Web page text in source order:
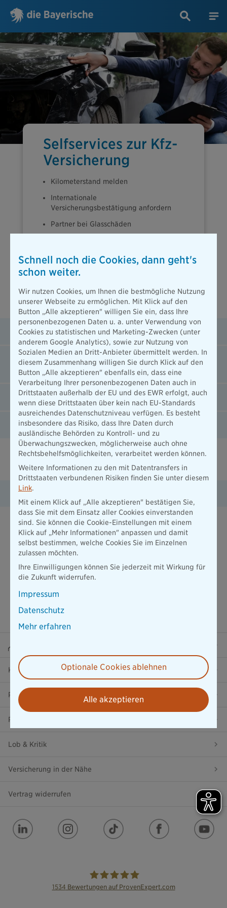
Selfservices zur Kfz-
Versicherung
Kilometerstand melden
Internationale
Versicherungsbestätigung anfordern
Partner bei Glasschäden
Services rund um Ihr Auto und Motorrad
Kilometerstand melden
Internationale Versicherungsbestätigung
anfordern
Unsere Glasschaden-Partner
Rechnung zum Vorsorgebudget einreichen
Schaden melden
Kfz-Schadenmeldung
Karriere
Presse
Ratgeber
Lob & Kritik
Versicherung in der Nähe
Vertrag widerrufen
1534 Bewertungen auf ProvenExpert.com
Schnell noch die Cookies, dann geht's
schon weiter.
Wir nutzen Cookies, um Ihnen die bestmögliche Nutzung
unserer Webseite zu ermöglichen. Mit Klick auf den
Button „Alle akzeptieren" willigen Sie ein, dass Ihre
personenbezogenen Daten u. a. unter Verwendung von
Cookies zu statistischen und Marketing-Zwecken (unter
anderem Google Analytics), sowie zur Nutzung von
Sozialen Medien an Dritt-Anbieter übermittelt werden. In
diesem Zusammenhang willigen Sie durch Klick auf den
Button „Alle akzeptieren" ebenfalls ein, dass eine
Verarbeitung Ihrer personenbezogenen Daten auch in
Drittstaaten außerhalb der EU und des EWR erfolgt, auch
wenn diese Drittstaaten über kein nach EU-Standards
ausreichendes Datenschutzniveau verfügen. Es besteht
insbesondere das Risiko, dass Ihre Daten durch
ausländische Behörden zu Kontroll- und zu
Überwachungszwecken, möglicherweise auch ohne
Rechtsbehelfsmöglichkeiten, verarbeitet werden können.
Weitere Informationen zu den mit Datentransfers in
Drittstaaten verbundenen Risiken finden Sie unter diesem
Link.
Mit einem Klick auf „Alle akzeptieren" bestätigen Sie,
dass Sie mit dem Einsatz aller Cookies einverstanden
sind. Sie können die Cookie-Einstellungen mit einem
Klick auf „Mehr Informationen" anpassen und damit
selbst bestimmen, welche Cookies Sie im Einzelnen
zulassen möchten.
Ihre Einwilligungen können Sie jederzeit mit Wirkung für
die Zukunft widerrufen.
Impressum
Datenschutz
Mehr erfahren
Optionale Cookies ablehnen
Alle akzeptieren